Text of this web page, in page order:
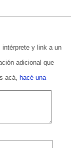
y link a un
adicional que
acá, hacé una